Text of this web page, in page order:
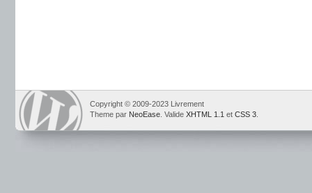
Copyright © 2009-2023 Livrement
Theme par NeoEase . Valide XHTML 1.1 et CSS 3